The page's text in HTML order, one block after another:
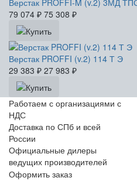
79 074 ₽ 75 308 ₽
Верстак PROFFI (v.2) 114 Т Э
29 383 ₽ 27 983 ₽
Работаем с организациями с
НДС
Доставка по СПб и всей
России
Официальные дилеры
ведущих производителей
Оформить заказ